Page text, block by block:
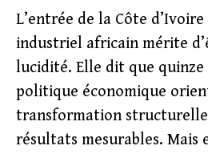
L’entrée de la Côte
industriel africain mérite
lucidité. Elle dit que quinze
politique économique
transformation
résultats mesurables. Mais